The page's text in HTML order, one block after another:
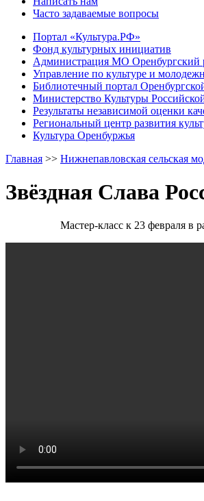
Часто задаваемые вопросы
Портал «Культура.РФ»
Фонд культурных инициатив
Администрация МО Оренбургский
Управление по культуре и
Библиотечный портал
Министерство Культуры
Результаты независимой оценки
Региональный центр развития
Культура Оренбуржья
Главная >> Нижнепавловская сельская
Звёздная Слава
Мастер-класс к 23 февраля в